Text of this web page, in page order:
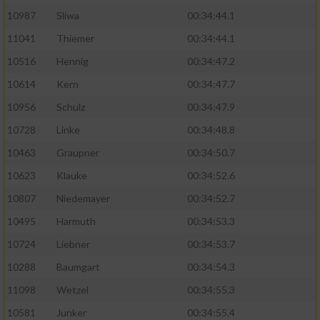
10987 Sliwa
00:34:44.1
11041
Thiemer
00:34:44.1
10516
Hennig
00:34:47.2
10614
Kern
00:34:47.7
10956
Schulz
00:34:47.9
10728
Linke
00:34:48.8
10463
Graupner
00:34:50.7
10623
Klauke
00:34:52.6
10807
Niedemayer
00:34:52.7
10495
Harmuth
00:34:53.3
10724
Liebner
00:34:53.7
10288
Baumgart
00:34:54.3
11098
Wetzel
00:34:55.3
10581
Junker
00:34:55.4